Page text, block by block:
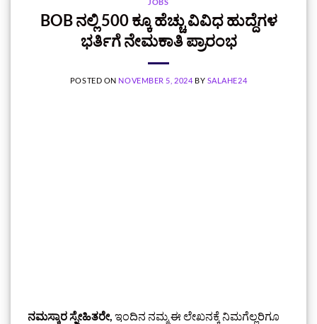
BOB ನಲ್ಲಿ 500 ಕ್ಕೂ ಹೆಚ್ಚು ವಿವಿಧ ಹುದ್ದೆಗಳ
ಭರ್ತಿಗೆ ನೇಮಕಾತಿ ಪ್ರಾರಂಭ
POSTED ON NOVEMBER 5, 2024 BY SALAHE24
ನಮಸ್ಕಾರ ಸ್ನೇಹಿತರೇ, ಇಂದಿನ ನಮ್ಮ ಈ ಲೇಖನಕ್ಕೆ ನಿಮಗೆಲ್ಲರಿಗೂ